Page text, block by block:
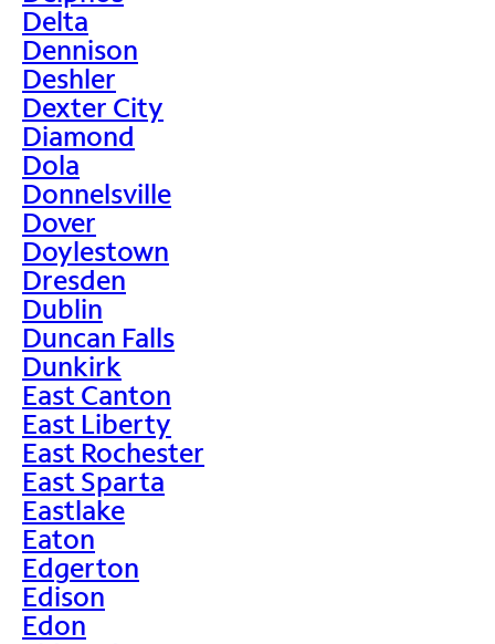
Delta
Dennison
Deshler
Dexter City
Diamond
Dola
Donnelsville
Dover
Doylestown
Dresden
Dublin
Duncan Falls
Dunkirk
East Canton
East Liberty
East Rochester
East Sparta
Eastlake
Eaton
Edgerton
Edison
Edon